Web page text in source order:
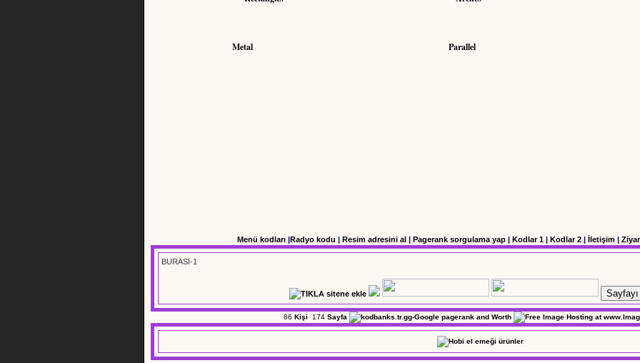
Metal Parallel
Menü kodları |Radyo kodu | Resim adresini al | Pagerank sorgulama yap | Kodlar 1 | Kodlar 2 | İletişim |
BURASI-1
86 Kişi 174Sayfa